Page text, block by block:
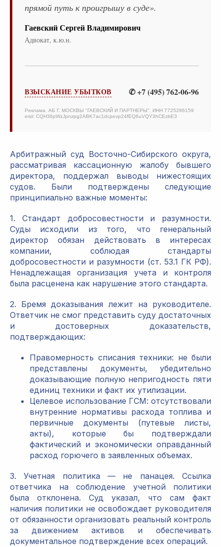
прямой путь к проигрышу в суде».
Гаевский Сергей Владимирович
Адвокат, к.ю.н.
ВЗЫСКАНИЕ УБЫТКОВ ✆ +7 (495) 762-06-96
Реклама. АБ Г. МОСКВЫ "ГАЕВСКИЙ И ПАРТНЕРЫ", ИНН 7725286159
erid: CQH36pWzJpnzpg2ABK7ac1dcpevp24fEQ6uVQY3hCEzbE3
Арбитражный суд Восточно-Сибирского округа,
рассматривая кассационную жалобу бывшего
директора, поддержал выводы нижестоящих
судов. Были подтверждены следующие
принципиально важные моменты:
1. Стандарт добросовестности и разумности.
Суды исходили из того, что генеральный
директор обязан действовать в интересах
компании, соблюдая стандарты
добросовестности и разумности (ст. 53.1 ГК РФ).
Ненадлежащая организация учета и контроля
была расценена как нарушение этого стандарта.
2. Бремя доказывания лежит на руководителе.
Ответчик не смог представить суду достаточных
и достоверных доказательств,
подтверждающих:
Правомерность списания техники: не были
представлены документы, убедительно
доказывающие полную непригодность пяти
единиц техники и факт их утилизации.
Целевое использование ГСМ: отсутствовали
внутренние нормативы расхода топлива и
первичные документы (путевые листы,
акты), которые бы подтверждали
фактический и экономически оправданный
расход горючего в заявленных объемах.
3. Учетная политика — не панацея. Ссылка
ответчика на соблюдение учетной политики
была отклонена. Суд указал, что сам факт
наличия политики не освобождает руководителя
от обязанности организовать реальный контроль
за движением активов и обеспечивать
документальное подтверждение всех операций.